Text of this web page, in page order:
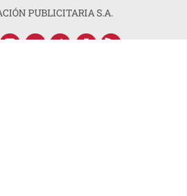
PUBLICITARIA S.A.